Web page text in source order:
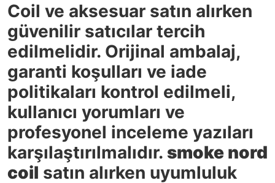
Coil ve aksesuar satın alırken
güvenilir satıcılar tercih
edilmelidir. Orijinal ambalaj,
garanti koşulları ve iade
politikaları kontrol edilmeli,
kullanıcı yorumları ve
profesyonel inceleme yazıları
karşılaştırılmalıdır. smoke nord
coil satın alırken uyumluluk